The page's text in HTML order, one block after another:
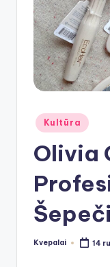
Posted
in
Kultūra
Olivia
Posted
Kvepalai 14